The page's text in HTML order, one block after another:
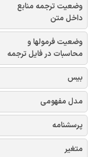
وضعیت ترجمه منابع
داخل متن
وضعیت فرمولها و
محاسبات در فایل ترجمه
بیس
مدل مفهومی
پرسشنامه
متغیر